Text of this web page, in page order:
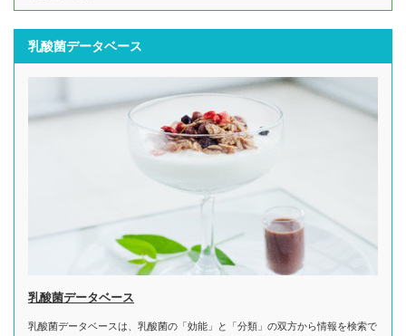
乳酸菌データベース
乳酸菌データベース
乳酸菌データベースは、乳酸菌の「効能」と「分類」の双方から情報を検索で